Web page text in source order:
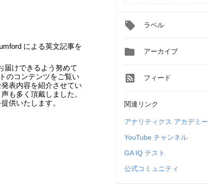
による英文記事を
届けできるよう努めて
のコンテンツをご覧い
表内容を紹介させてい
も多く頂戴しました。
供いたします。
ラベル
 アーカイブ
フィード
関連リンク
アナリティクス アカデミー
YouTube チャンネル
GA IQ テスト
公式コミュニティ